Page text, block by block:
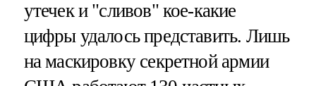
утечек и "сливов" кое-какие
цифры удалось представить. Лишь
на маскировку секретной армии